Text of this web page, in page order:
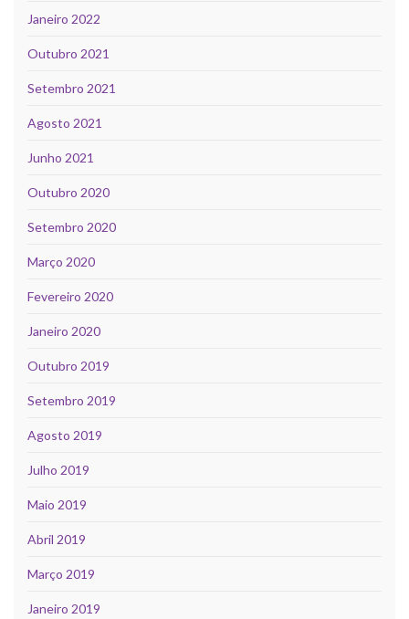
Janeiro 2022
Outubro 2021
Setembro 2021
Agosto 2021
Junho 2021
Outubro 2020
Setembro 2020
Março 2020
Fevereiro 2020
Janeiro 2020
Outubro 2019
Setembro 2019
Agosto 2019
Julho 2019
Maio 2019
Abril 2019
Março 2019
Janeiro 2019